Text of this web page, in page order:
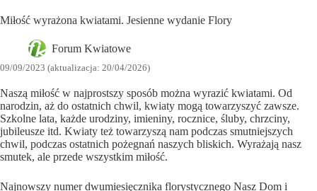
Miłość wyrażona kwiatami. Jesienne wydanie Flory
Forum Kwiatowe
09/09/2023 (aktualizacja: 20/04/2026)
Naszą miłość w najprostszy sposób można wyrazić kwiatami. Od
narodzin, aż do ostatnich chwil, kwiaty mogą towarzyszyć zawsze.
Szkolne lata, każde urodziny, imieniny, rocznice, śluby, chrzciny,
jubileusze itd. Kwiaty też towarzyszą nam podczas smutniejszych
chwil, podczas ostatnich pożegnań naszych bliskich. Wyrażają nasz
smutek, ale przede wszystkim miłość.
Najnowszy numer dwumiesięcznika florystycznego Nasz Dom i